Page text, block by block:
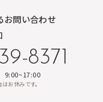
お問い合わせ
8371
9:00~17:00
お休みです。